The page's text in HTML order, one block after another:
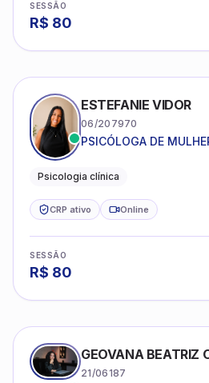
SESSÃO
R$ 80
ESTEFANIE VIDOR
06/207970
PSICÓLOGA DE
dentro da sua
Psicologia clínica
CRP ativo Online
SESSÃO
R$ 80
GEOVANA BEATRIZ
21/06187